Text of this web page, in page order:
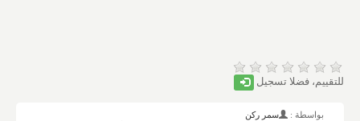
للتقييم، فضلا تسجيل
بواسطة :
سمر ركن